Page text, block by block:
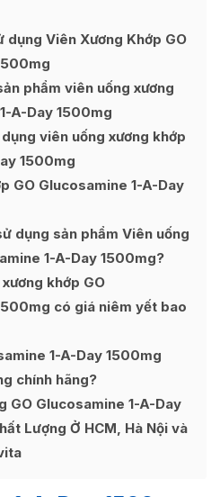
Viên Xương Khớp GO
phẩm viên uống xương
A-Day 1500mg
viên uống xương khớp
1500mg
GO Glucosamine 1-A-Day
dụng sản phẩm Viên uống
1-A-Day 1500mg?
khớp GO
có giá niêm yết bao
1-A-Day 1500mg
chính hãng?
GO Glucosamine 1-A-Day
Lượng Ở HCM, Hà Nội và